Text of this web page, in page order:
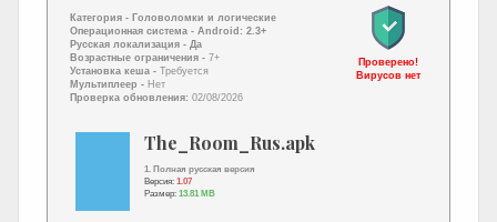
Категория - Головоломки и логические
Операционная система - Android: 2.3+
Русская локализация - Да
Возрастные ограничения - 7+
Установка кеша - Требуется
Мультиплеер - Нет
Проверка обновления: 02/08/2026
Проверено!
Вирусов нет
The_Room_Rus.apk
1. Полная русская версия
Версия: 1.07
Размер: 13.81 MB